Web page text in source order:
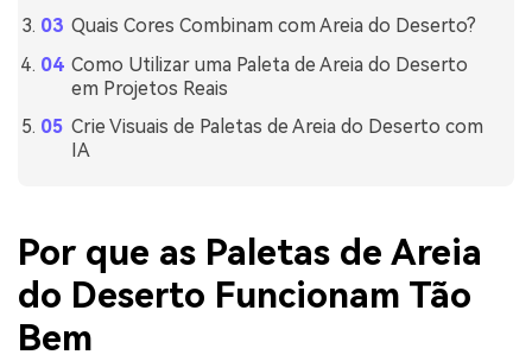
Quais Cores Combinam com Areia do Deserto?
Como Utilizar uma Paleta de Areia do Deserto
em Projetos Reais
Crie Visuais de Paletas de Areia do Deserto com
IA
Por que as Paletas de Areia
do Deserto Funcionam Tão
Bem